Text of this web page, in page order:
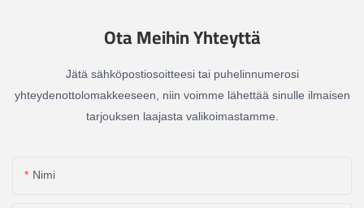
Ota Meihin Yhteyttä
Jätä sähköpostiosoitteesi tai puhelinnumerosi
yhteydenottolomakkeeseen, niin voimme lähettää sinulle ilmaisen
tarjouksen laajasta valikoimastamme.
Nimi